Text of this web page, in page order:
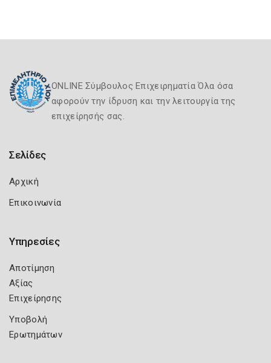
ONLINE Σύμβουλος Επιχειρηματία Όλα όσα
αφορούν την ίδρυση και την λειτουργία της
επιχείρησής σας.
Σελίδες
Αρχική
Επικοινωνία
Υπηρεσίες
Αποτίμηση
Αξίας
Επιχείρησης
Υποβολή
Ερωτημάτων